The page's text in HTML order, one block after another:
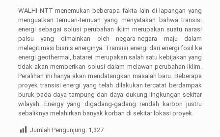
WALHI NTT menemukan beberapa fakta lain di lapangan yang
menguatkan temuan-temuan yang menyatakan bahwa transisi
energi sebagai solusi perubahan iklim merupakan suatu narasi
palsu yang dimainkan oleh negara-negara maju dalam
melegitimasi bisnis energinya. Transisi energi dari energi fosil ke
energi geothermal, batarei merupakan salah satu kebijakan yang
tidak akan memberikan solusi dalam melawan perubahan iklim.
Peralihan ini hanya akan mendatangkan masalah baru. Beberapa
proyek transisi energi yang telah dilakukan tercatat berdampak
buruk pada daya tampung dan daya dukung lingkungan sekitar
wilayah. Energy yang digadang-gadang rendah karbon justru
sebaliknya melahirkan banyak korban di sekitar lokasi proyek.
Jumlah Pengunjung: 1,327